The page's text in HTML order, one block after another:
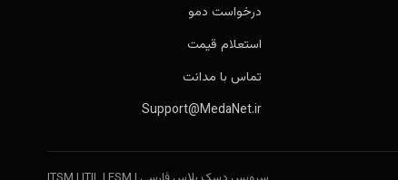
درخواست دمو
استعلام قیمت
تماس با مدانت
Support@MedaNet.ir